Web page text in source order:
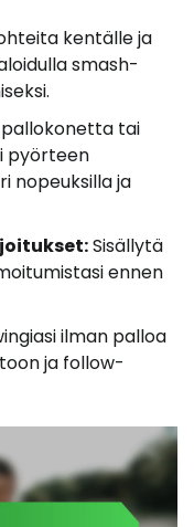
kentälle ja
smash-
tai
pyörteen
nopeuksilla ja
Sisällytä
ennen
ilman palloa
ja follow-